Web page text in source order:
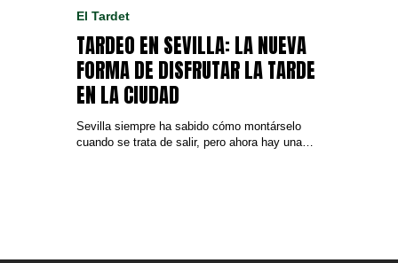
El Tardet
TARDEO EN SEVILLA: LA NUEVA
FORMA DE DISFRUTAR LA TARDE
EN LA CIUDAD
Sevilla siempre ha sabido cómo montárselo
cuando se trata de salir, pero ahora hay una…